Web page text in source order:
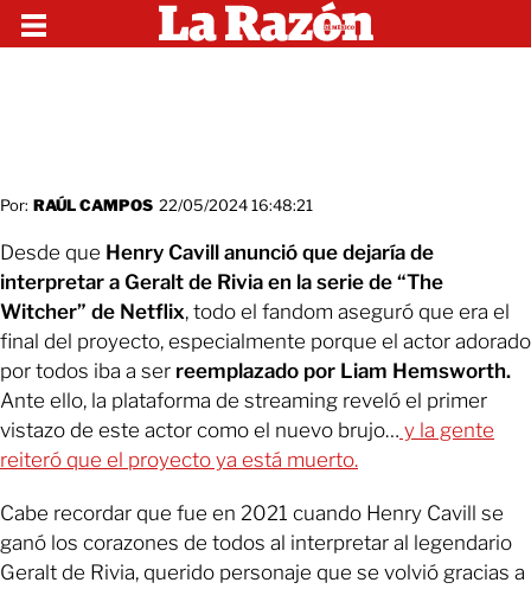
Por: RAÚL CAMPOS 22/05/2024 16:48:21
Desde que Henry Cavill anunció que dejaría de
interpretar a Geralt de Rivia en la serie de “The
Witcher” de Netflix, todo el fandom aseguró que era el
final del proyecto, especialmente porque el actor adorado
por todos iba a ser reemplazado por Liam Hemsworth.
Ante ello, la plataforma de streaming reveló el primer
vistazo de este actor como el nuevo brujo… y la gente
reiteró que el proyecto ya está muerto.
Cabe recordar que fue en 2021 cuando Henry Cavill se
ganó los corazones de todos al interpretar al legendario
Geralt de Rivia, querido personaje que se volvió gracias a